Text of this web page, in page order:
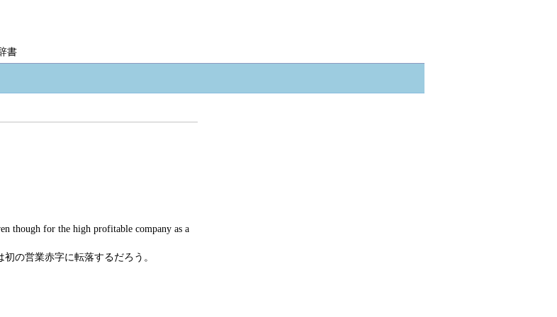
書
though for the high profitable company as a
の営業赤字に転落するだろう。